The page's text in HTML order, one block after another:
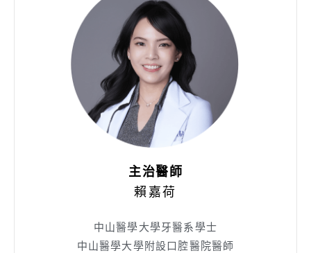
主治醫師
賴嘉荷
中山醫學大學牙醫系學士
中山醫學大學附設口腔醫院醫師